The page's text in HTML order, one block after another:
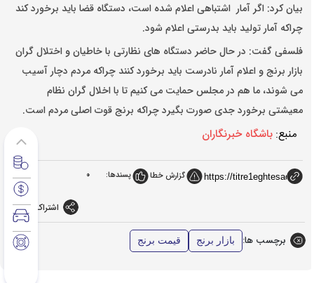
بیان کرد: اگر آمار اشتباهی اعلام شده است، دستگاه قضا باید برخورد کند
چراکه آمار تولید باید بدرستی اعلام شود.
فلسفی گفت: در حال حاضر دستگاه های نظارتی با خاطیان و اختلال گران
بازار برنج و اعلام آمار نادرست باید برخورد کنند چراکه مردم دچار آسیب
می شوند، ما هم در مجلس حمایت می کنیم تا با اخلال گران نظام‌
معیشتی برخورد جدی صورت بگیرد چراکه برنج قوت اصلی مردم است.
منبع: باشگاه خبرنگاران
گزارش خطا پسندها: 0
اشتراک گذاری
برچسب ها: بازار برنج قیمت برنج